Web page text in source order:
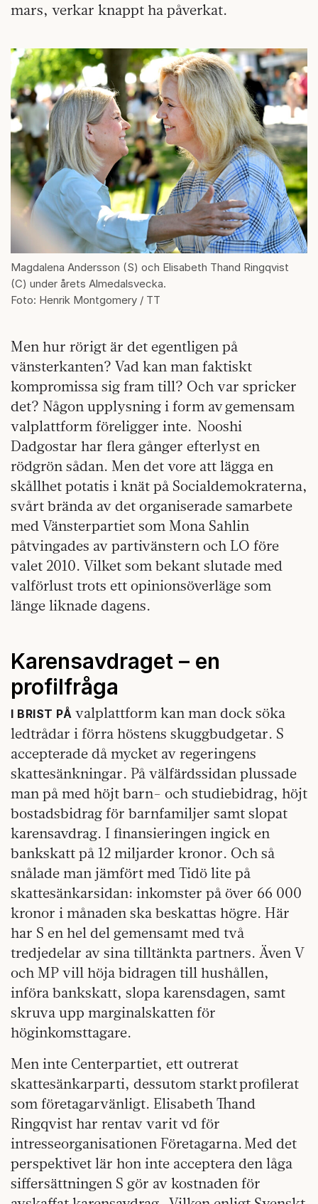
mars, verkar knappt ha påverkat.
Magdalena Andersson (S) och Elisabeth Thand Ringqvist
(C) under årets Almedalsvecka.
Foto: Henrik Montgomery / TT
Men hur rörigt är det egentligen på
vänsterkanten? Vad kan man faktiskt
kompromissa sig fram till? Och var spricker
det? Någon upplysning i form av gemensam
valplattform föreligger inte. Nooshi
Dadgostar har flera gånger efterlyst en
rödgrön sådan. Men det vore att lägga en
skållhet potatis i knät på Socialdemokraterna,
svårt brända av det organiserade samarbete
med Vänsterpartiet som Mona Sahlin
påtvingades av partivänstern och LO före
valet 2010. Vilket som bekant slutade med
valförlust trots ett opinionsöverläge som
länge liknade dagens.
Karensavdraget – en
profilfråga
I BRIST PÅ valplattform kan man dock söka
ledtrådar i förra höstens skuggbudgetar. S
accepterade då mycket av regeringens
skattesänkningar. På välfärdssidan plussade
man på med höjt barn- och studiebidrag, höjt
bostadsbidrag för barnfamiljer samt slopat
karensavdrag. I finansieringen ingick en
bankskatt på 12 miljarder kronor. Och så
snålade man jämfört med Tidö lite på
skattesänkarsidan: inkomster på över 66 000
kronor i månaden ska beskattas högre. Här
har S en hel del gemensamt med två
tredjedelar av sina tilltänkta partners. Även V
och MP vill höja bidragen till hushållen,
införa bankskatt, slopa karensdagen, samt
skruva upp marginalskatten för
höginkomsttagare.
Men inte Centerpartiet, ett outrerat
skattesänkarparti, dessutom starkt profilerat
som företagarvänligt. Elisabeth Thand
Ringqvist har rentav varit vd för
intresseorganisationen Företagarna. Med det
perspektivet lär hon inte acceptera den låga
siffersättningen S gör av kostnaden för